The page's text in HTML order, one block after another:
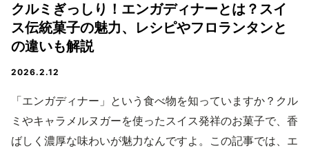
クルミぎっしり！エンガディナーとは？スイ
ス伝統菓子の魅力、レシピやフロランタンと
の違いも解説
2026.2.12
「エンガディナー」という食べ物を知っていますか？クル
ミやキャラメルヌガーを使ったスイス発祥のお菓子で、香
ばしく濃厚な味わいが魅力なんですよ。この記事では、エ